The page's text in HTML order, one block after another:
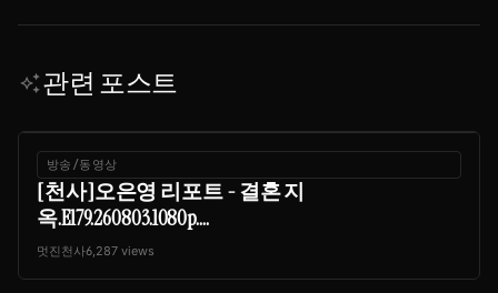
auto_awesome관련 포스트
방송/동영상
[천사]오은영 리포트 - 결혼 지
옥.E179.260803.1080p....
멋진천사6,287 views